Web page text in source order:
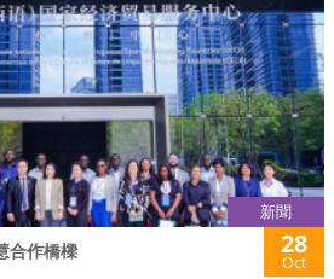
新聞
合作橋樑 28
Oct